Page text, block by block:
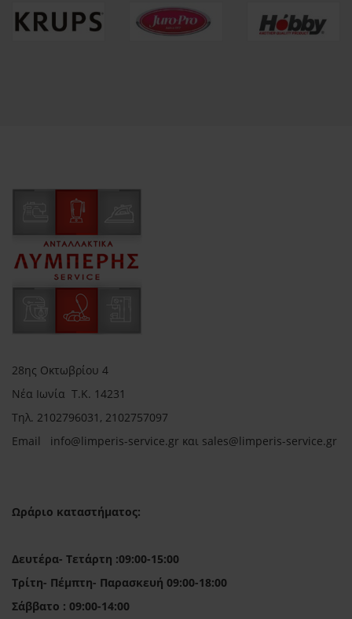
28ης Οκτωβρίου 4
Νέα Ιωνία Τ.Κ. 14231
Τηλ. 2102796031, 2102757097
Email info@limperis-service.gr και sales@limperis-service.gr
Ωράριο καταστήματος:
Δευτέρα- Τετάρτη :09:00-15:00
Τρίτη- Πέμπτη- Παρασκευή 09:00-18:00
Σάββατο : 09:00-14:00